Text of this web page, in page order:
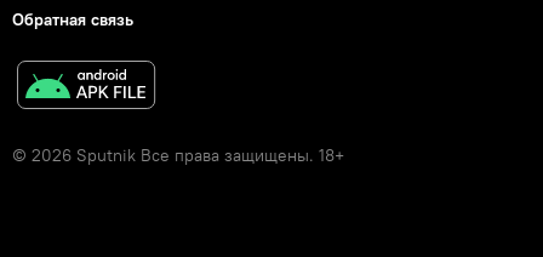
Обратная связь
© 2026 Sputnik Все права защищены. 18+